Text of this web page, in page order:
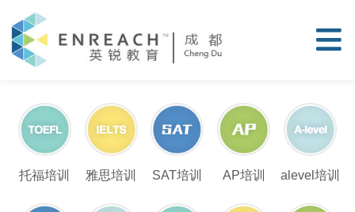
托福培训 雅思培训 SAT培训 AP培训 alevel培训